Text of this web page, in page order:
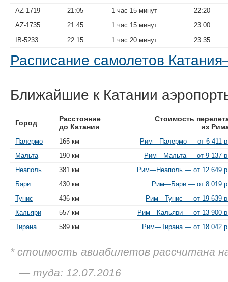
AZ-1719
21:05 1 час 15 минут
22:20
AZ-1735
21:45 1 час 15 минут
23:00
IB-5233
22:15 1 час 20 минут 23:35
Расписание самолетов
Ближайшие к Катании
Город
Расстояние
до Катании
Стоимость
из
Палермо 165 км
Рим—Палермо — от 6 411
Мальта
190 км
Рим—Мальта — от 9 137
Неаполь
381 км
Рим—Неаполь — от 12 649
Бари
430 км
Рим—Бари — от 8 019
Тунис
436 км
Рим—Тунис — от 19 639
Кальяри
557 км
Рим—Кальяри — от 13 900
Тирана
589 км Рим—Тирана — от 18 042
* стоимость авиабилетов рассчитана
— туда: 12.07.2016